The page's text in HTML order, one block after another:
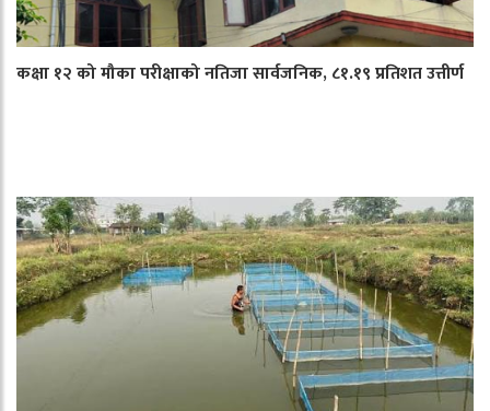
कक्षा १२ को मौका परीक्षाको नतिजा सार्वजनिक, ८१.१९ प्रतिशत उत्तीर्ण